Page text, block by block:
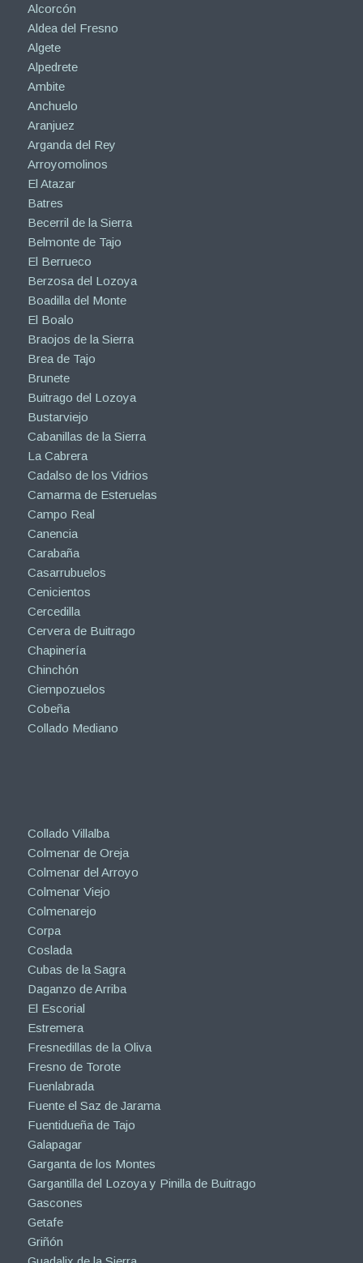
Alcorcón
Aldea del Fresno
Algete
Alpedrete
Ambite
Anchuelo
Aranjuez
Arganda del Rey
Arroyomolinos
El Atazar
Batres
Becerril de la Sierra
Belmonte de Tajo
El Berrueco
Berzosa del Lozoya
Boadilla del Monte
El Boalo
Braojos de la Sierra
Brea de Tajo
Brunete
Buitrago del Lozoya
Bustarviejo
Cabanillas de la Sierra
La Cabrera
Cadalso de los Vidrios
Camarma de Esteruelas
Campo Real
Canencia
Carabaña
Casarrubuelos
Cenicientos
Cercedilla
Cervera de Buitrago
Chapinería
Chinchón
Ciempozuelos
Cobeña
Collado Mediano
Collado Villalba
Colmenar de Oreja
Colmenar del Arroyo
Colmenar Viejo
Colmenarejo
Corpa
Coslada
Cubas de la Sagra
Daganzo de Arriba
El Escorial
Estremera
Fresnedillas de la Oliva
Fresno de Torote
Fuenlabrada
Fuente el Saz de Jarama
Fuentidueña de Tajo
Galapagar
Garganta de los Montes
Gargantilla del Lozoya y Pinilla de Buitrago
Gascones
Getafe
Griñón